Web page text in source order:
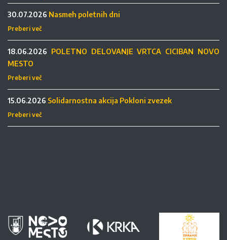
30.07.2026 Nasmeh poletnih dni
Preberi več
18.06.2026 POLETNO DELOVANJE VRTCA CICIBAN NOVO
MESTO
Preberi več
15.06.2026 Solidarnostna akcija Pokloni zvezek
Preberi več